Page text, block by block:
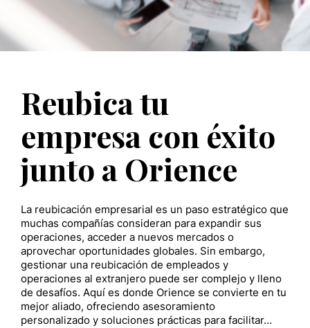
Reubica tu
empresa con éxito
junto a Orience
La reubicación empresarial es un paso estratégico que
muchas compañías consideran para expandir sus
operaciones, acceder a nuevos mercados o
aprovechar oportunidades globales. Sin embargo,
gestionar una reubicación de empleados y
operaciones al extranjero puede ser complejo y lleno
de desafíos. Aquí es donde Orience se convierte en tu
mejor aliado, ofreciendo asesoramiento
personalizado y soluciones prácticas para facilitar…